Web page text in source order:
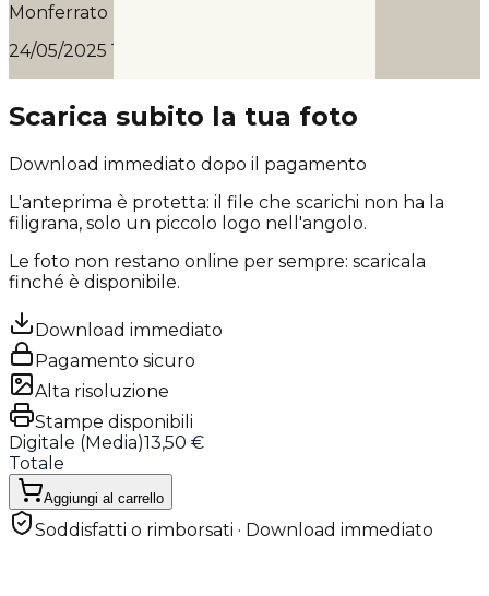
Monferrato
24/05/2025 13:51
Scarica subito la tua foto
Download immediato dopo il pagamento
L'anteprima è protetta: il file che scarichi non ha la
filigrana, solo un piccolo logo nell'angolo.
Le foto non restano online per sempre: scaricala
finché è disponibile.
Download immediato
Pagamento sicuro
Alta risoluzione
Stampe disponibili
Digitale (Media)13,50 €
Totale
Aggiungi al carrello
Soddisfatti o rimborsati · Download immediato